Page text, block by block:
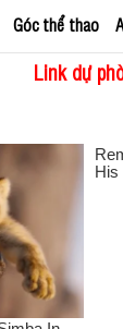
Góc thể thao
Link dự